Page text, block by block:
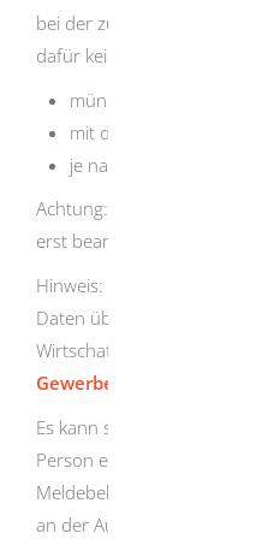
bei der zuständigen Stelle
dafür kein Formular. Sie
mündlich in der
mit der Post oder
je nach Angebot der
Achtung: Bei manchen
erst bearbeitet, wenn Sie
Hinweis: Das
Daten über
Wirtschaftsunternehmen
Gewerberegister
Es kann sein, dass die
Person einer
Meldebehörde prüft dann
an der Auskunft das